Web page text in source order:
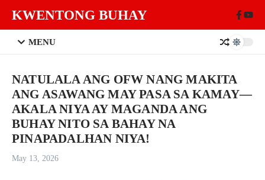
KWENTONG BUHAY
MENU
NATULALA ANG OFW NANG MAKITA
ANG ASAWANG MAY PASA SA KAMAY—
AKALA NIYA AY MAGANDA ANG
BUHAY NITO SA BAHAY NA
PINAPADALHAN NIYA!
May 13, 2026